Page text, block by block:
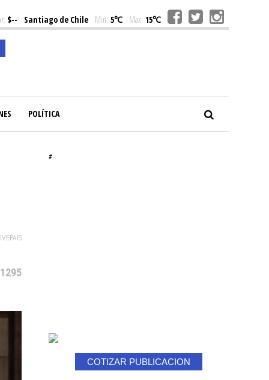
$-- Santiago de Chile Min: 5℃ Max: 15℃
POLÍTICA
#
COTIZAR PUBLICACION